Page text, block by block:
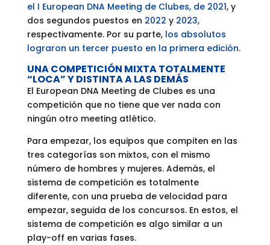
el I European DNA Meeting de Clubes, de 2021, y
dos segundos puestos en 2022 y 2023,
respectivamente. Por su parte, los absolutos
lograron un tercer puesto en la primera edición.
UNA COMPETICIÓN MIXTA TOTALMENTE
“LOCA” Y DISTINTA A LAS DEMÁS
El European DNA Meeting de Clubes es una
competición que no tiene que ver nada con
ningún otro meeting atlético.
Para empezar, los equipos que compiten en las
tres categorías son mixtos, con el mismo
número de hombres y mujeres. Además, el
sistema de competición es totalmente
diferente, con una prueba de velocidad para
empezar, seguida de los concursos. En estos, el
sistema de competición es algo similar a un
play-off en varias fases.